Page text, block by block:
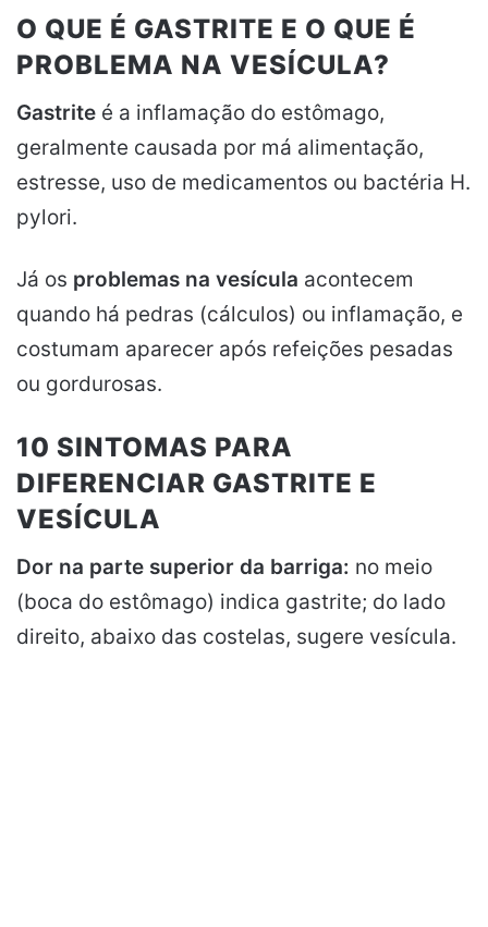
O QUE É GASTRITE E O QUE É
PROBLEMA NA VESÍCULA?
Gastrite é a inflamação do estômago,
geralmente causada por má alimentação,
estresse, uso de medicamentos ou bactéria H.
pylori.
Já os problemas na vesícula acontecem
quando há pedras (cálculos) ou inflamação, e
costumam aparecer após refeições pesadas
ou gordurosas.
10 SINTOMAS PARA
DIFERENCIAR GASTRITE E
VESÍCULA
Dor na parte superior da barriga: no meio
(boca do estômago) indica gastrite; do lado
direito, abaixo das costelas, sugere vesícula.